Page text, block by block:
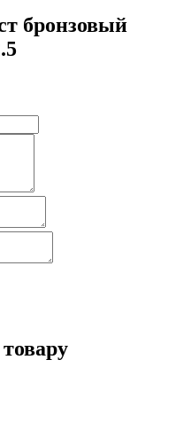
бронзовый